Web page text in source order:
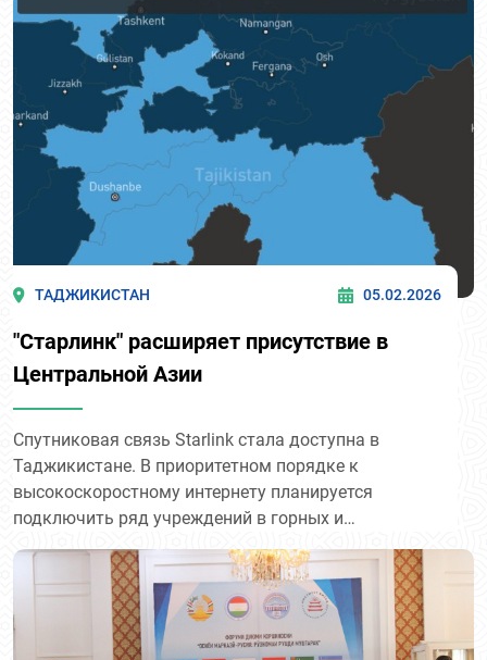
Об этом сообщает Министерство транспорта
Таджикистана.
ТАДЖИКИСТАН 05.02.2026
"Старлинк" расширяет присутствие в
Центральной Азии
Спутниковая связь Starlink стала доступна в
Таджикистане. В приоритетном порядке к
высокоскоростному интернету планируется
подключить ряд учреждений в горных и
инфраструктуры связи остаётся ограниченным.
Ожидается, что это улучшит доступ к цифровым
услугам, в том числе в сфере образования,
здравоохранения и работы местных органов